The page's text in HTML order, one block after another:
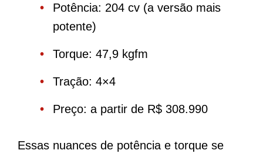
Potência: 204 cv (a versão mais
potente)
Torque: 47,9 kgfm
Tração: 4×4
Preço: a partir de R$ 308.990
Essas nuances de potência e torque se